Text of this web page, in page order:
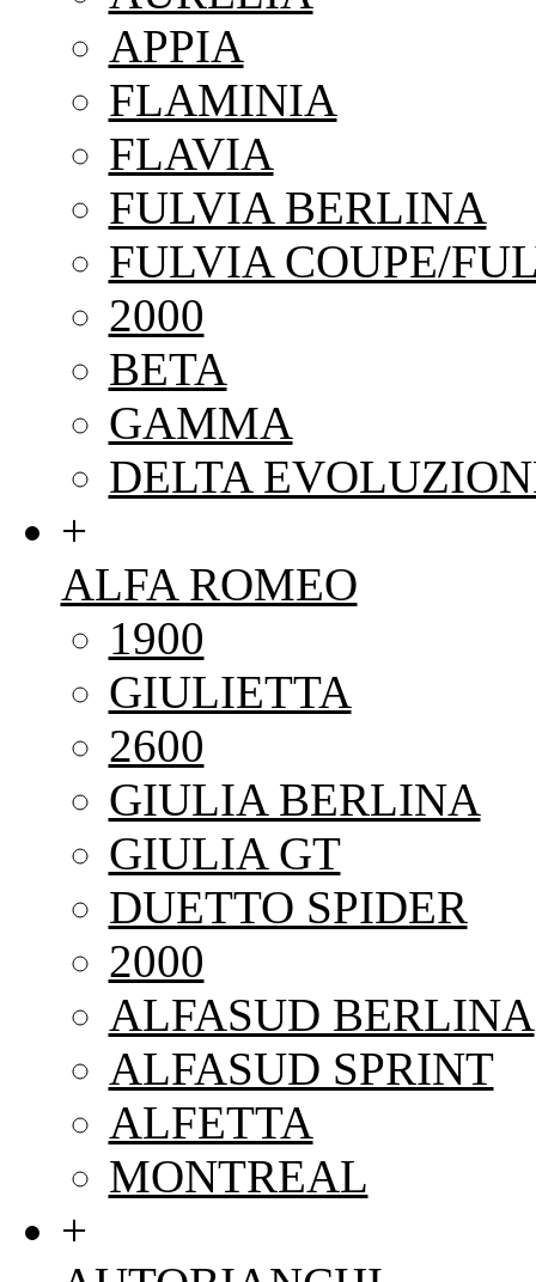
APPIA
FLAMINIA
FLAVIA
FULVIA BERLINA
FULVIA COUPE/
2000
BETA
GAMMA
DELTA
+
ALFA ROMEO
1900
GIULIETTA
2600
GIULIA BERLINA
GIULIA GT
DUETTO SPIDER
2000
ALFASUD BERLINA
ALFASUD SPRINT
ALFETTA
MONTREAL
+